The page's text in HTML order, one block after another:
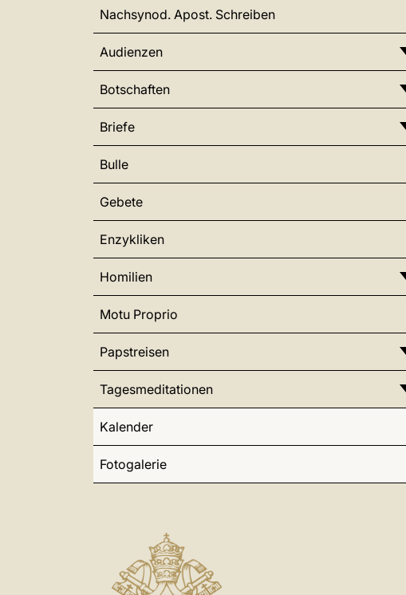
Nachsynod. Apost. Schreiben
Audienzen
Botschaften
Briefe
Bulle
Gebete
Enzykliken
Homilien
Motu Proprio
Papstreisen
Tagesmeditationen
Kalender
Fotogalerie